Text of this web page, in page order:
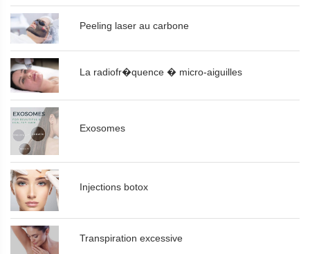
Peeling laser au carbone
La radiofr�quence � micro-aiguilles
Exosomes
Injections botox
Transpiration excessive